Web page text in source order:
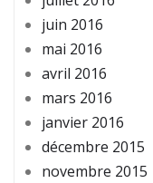
juin 2016
mai 2016
avril 2016
mars 2016
janvier 2016
décembre 2015
novembre 2015